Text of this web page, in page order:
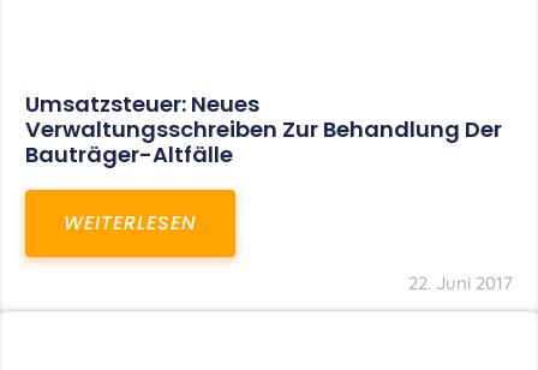
Umsatzsteuer: Neues
Verwaltungsschreiben Zur Behandlung Der
Bauträger-Altfälle
WEITERLESEN
22. Juni 2017